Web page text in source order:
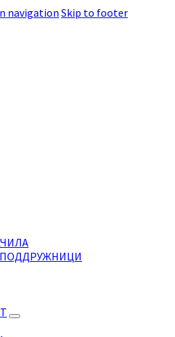
navigationSkip to footer